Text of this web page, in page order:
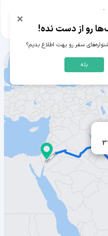
× رو از دست نده!
سفر رو بهت اطلاع بدیم؟
بله